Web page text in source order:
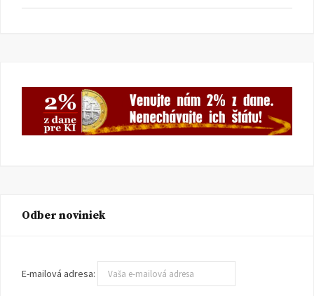
Odber noviniek
E-mailová adresa: